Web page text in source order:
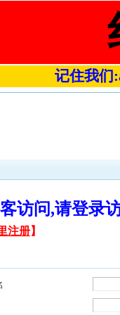
记住我们
客访问,请登
注册】